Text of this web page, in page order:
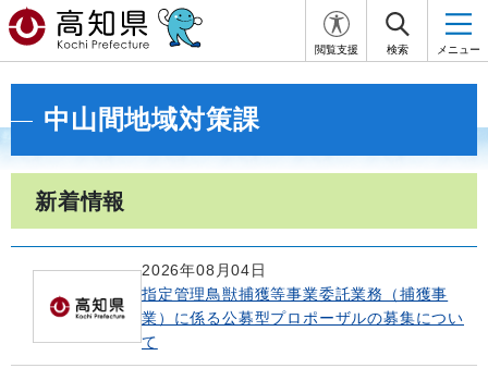
閲覧支援 検索 メニュー
中山間地域対策課
新着情報
2026年08月04日
指定管理鳥獣捕獲等事業委託業務（捕獲事
業）に係る公募型プロポーザルの募集につい
て